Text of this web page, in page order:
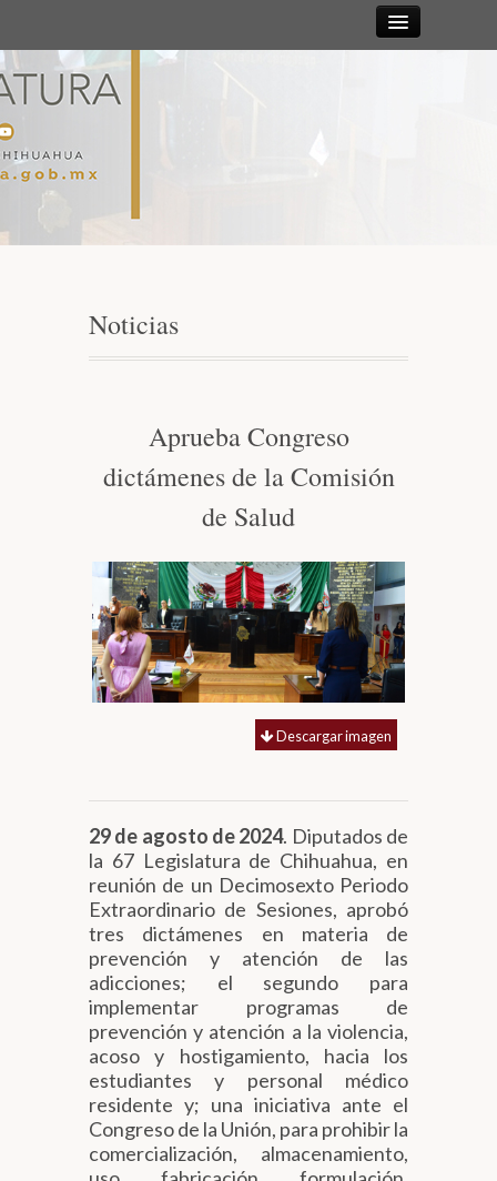
Mesa Directiva y Diputación Permanente
Comisiones
Secretarías
Transparencia
Noticias
Aprueba Congreso
dictámenes de la Comisión
de Salud
Descargar imagen
29 de agosto de 2024. Diputados de
la 67 Legislatura de Chihuahua, en
reunión de un Decimosexto Periodo
Extraordinario de Sesiones, aprobó
tres dictámenes en materia de
prevención y atención de las
adicciones; el segundo para
implementar programas de
prevención y atención a la violencia,
acoso y hostigamiento, hacia los
estudiantes y personal médico
residente y; una iniciativa ante el
Congreso de la Unión, para prohibir la
comercialización, almacenamiento,